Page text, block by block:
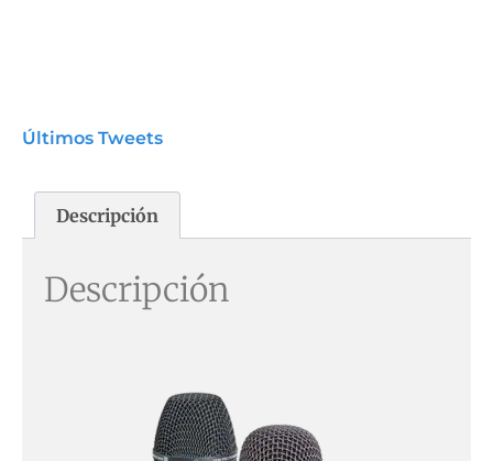
Descripción
Descripción
Últimos Tweets